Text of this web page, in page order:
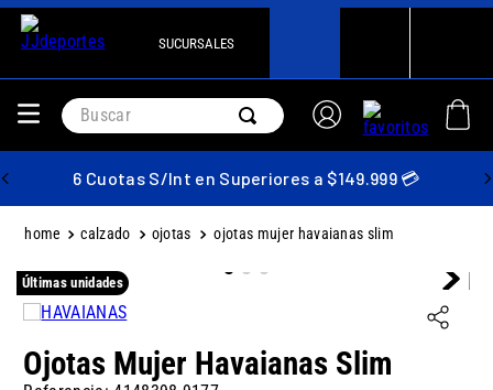
SUCURSALES
Buscar
6 Cuotas S/Int en Superiores a $149.999 💳
calzado ojotas ojotas mujer havaianas slim
Últimas unidades
Ojotas Mujer Havaianas Slim